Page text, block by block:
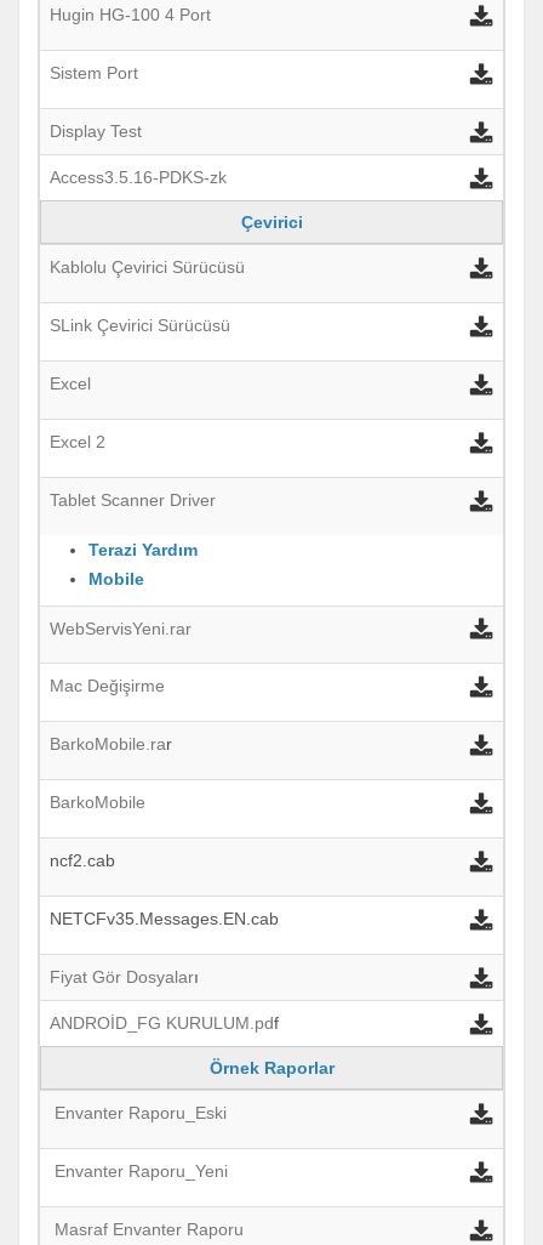
Hugin HG-100 4 Port
Sistem Port
Display Test
Access3.5.16-PDKS-zk
Çevirici
Kablolu Çevirici Sürücüsü
SLink Çevirici Sürücüsü
Excel
Excel 2
Tablet Scanner Driver
Terazi Yardım
Mobile
WebServisYeni.rar
Mac Değişirme
BarkoMobile.rar
BarkoMobile
ncf2.cab
NETCFv35.Messages.EN.cab
Fiyat Gör Dosyaları
ANDROİD_FG KURULUM.pdf
Örnek Raporlar
Envanter Raporu_Eski
Envanter Raporu_Yeni
Masraf Envanter Raporu